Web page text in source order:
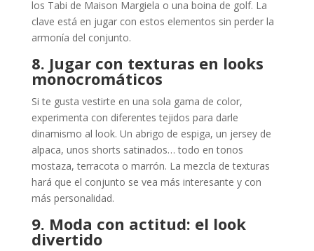
los Tabi de Maison Margiela o una boina de golf. La
clave está en jugar con estos elementos sin perder la
armonía del conjunto.
8. Jugar con texturas en looks
monocromáticos
Si te gusta vestirte en una sola gama de color,
experimenta con diferentes tejidos para darle
dinamismo al look. Un abrigo de espiga, un jersey de
alpaca, unos shorts satinados… todo en tonos
mostaza, terracota o marrón. La mezcla de texturas
hará que el conjunto se vea más interesante y con
más personalidad.
9. Moda con actitud: el look
divertido